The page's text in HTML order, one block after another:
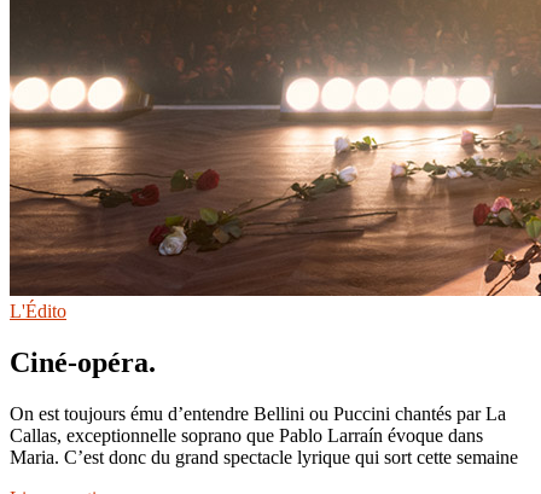
L'Édito
Ciné-opéra.
On est toujours ému d’entendre Bellini ou Puccini chantés par La
Callas, exceptionnelle soprano que Pablo Larraín évoque dans
Maria. C’est donc du grand spectacle lyrique qui sort cette semaine